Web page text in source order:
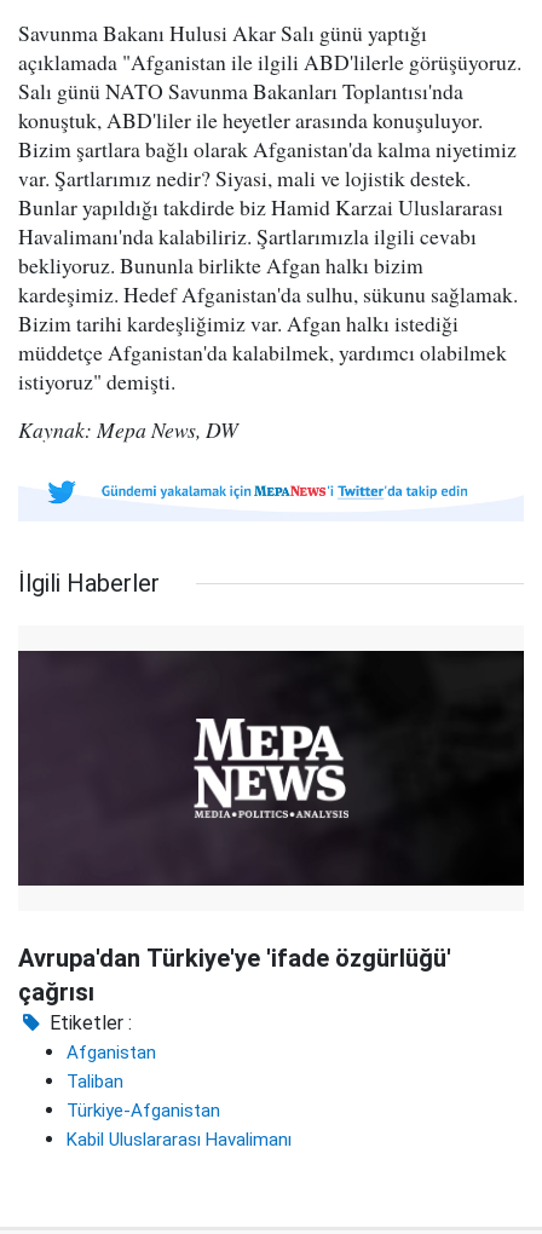
Savunma Bakanı Hulusi Akar Salı günü yaptığı
açıklamada "Afganistan ile ilgili ABD'lilerle görüşüyoruz.
Salı günü NATO Savunma Bakanları Toplantısı'nda
konuştuk, ABD'liler ile heyetler arasında konuşuluyor.
Bizim şartlara bağlı olarak Afganistan'da kalma niyetimiz
var. Şartlarımız nedir? Siyasi, mali ve lojistik destek.
Bunlar yapıldığı takdirde biz Hamid Karzai Uluslararası
Havalimanı'nda kalabiliriz. Şartlarımızla ilgili cevabı
bekliyoruz. Bununla birlikte Afgan halkı bizim
kardeşimiz. Hedef Afganistan'da sulhu, sükunu sağlamak.
Bizim tarihi kardeşliğimiz var. Afgan halkı istediği
müddetçe Afganistan'da kalabilmek, yardımcı olabilmek
istiyoruz" demişti.
Kaynak: Mepa News, DW
İlgili Haberler
Avrupa'dan Türkiye'ye 'ifade özgürlüğü'
çağrısı
Etiketler :
Afganistan
Taliban
Türkiye-Afganistan
Kabil Uluslararası Havalimanı